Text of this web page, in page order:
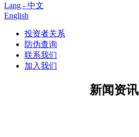
Lang - 中文
English
投资者关系
防伪查询
联系我们
加入我们
新闻资讯